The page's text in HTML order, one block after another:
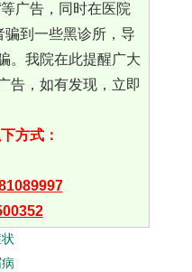
广告，同时在医院
骗到一些黑诊所，导
。我院在此提醒广大
告，如有发现，立即
方式：